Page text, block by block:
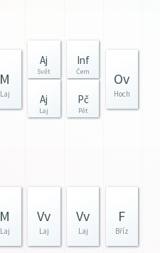
M
Laj
Aj
Svět
Aj
Laj
Inf
Čem
Pč
Pět
Ov
Hoch
M
Laj
Vv
Laj
Vv
Laj
F
Bříz